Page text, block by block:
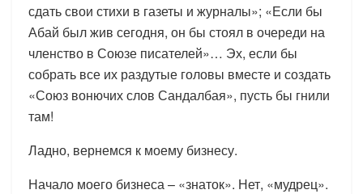
сдать свои стихи в газеты и журналы»; «Если бы
Абай был жив сегодня, он бы стоял в очереди на
членство в Союзе писателей»… Эх, если бы
собрать все их раздутые головы вместе и создать
«Союз вонючих слов Сандалбая», пусть бы гнили
там!
Ладно, вернемся к моему бизнесу.
Начало моего бизнеса – «знаток». Нет, «мудрец».